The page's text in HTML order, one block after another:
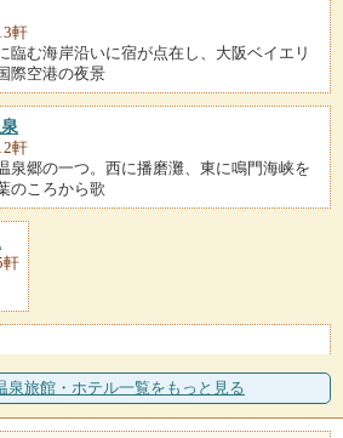
軒
臨む海岸沿いに宿が点在し、大阪ベイエリ
際空港の夜景
軒
泉郷の一つ。西に播磨灘、東に鳴門海峡を
のころから歌
軒
ーリングに成功した温泉で、島内では老舗
和島海岸の地
泉旅館・ホテル一覧をもっと見る